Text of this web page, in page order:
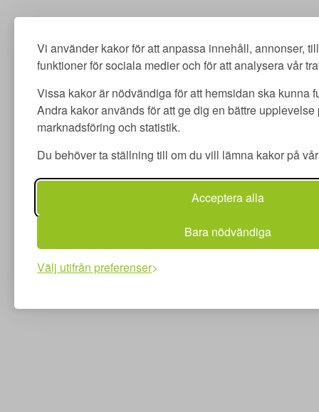
Vi använder kakor för att anpassa innehåll, annonser,
funktioner för sociala medier och för att analysera vår
Vissa kakor är nödvändiga för att hemsidan ska kunna
Andra kakor används för att ge dig en bättre
marknadsföring och statistik.
Du behöver ta ställning till om du vill lämna kakor på
Acceptera alla
Bara nödvändiga
Välj utifrån preferenser